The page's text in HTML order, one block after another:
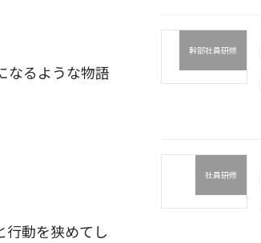
なるような物語
行動を狭めてし
幹部社員研修
社員研修